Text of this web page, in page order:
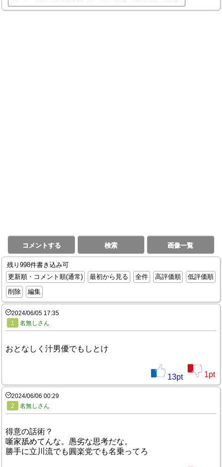
コメントする 検索 画像一覧
残り998件書き込み可
更新順・コメント順(通常)
最初から見る 全件 高評価順
低評価順
削除
編集
2024/06/05 17:35
1
名無しさん
おとなしく汁男優でもしとけ
13pt 1pt
2024/06/06 00:29
2
名無しさん
得意の話術？
噺家舐めてんな。愚劣な思考だな。
勝手に立川流でも圓楽党でも名乗ってろ